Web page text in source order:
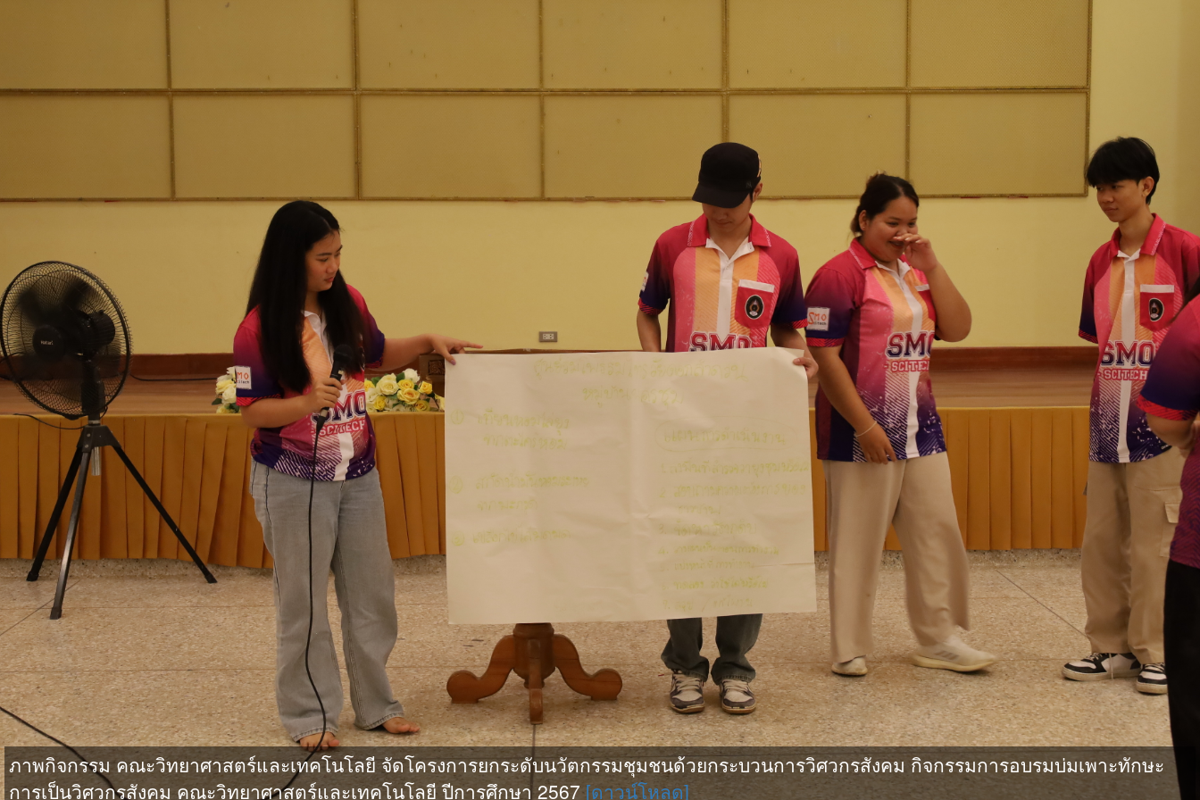
ภาพกิจกรรม คณะวิทยาศาสตร์และเทคโนโลยี จัดโครงการยกระดับนวัตกรรมชุมชนด้วยกระบวนการวิศวกรสังคม กิจกรรมการอบรมบ่มเพาะทักษะ
การเป็นวิศวกรสังคม คณะวิทยาศาสตร์และเทคโนโลยี ปีการศึกษา 2567 [ดาวน์โหลด]